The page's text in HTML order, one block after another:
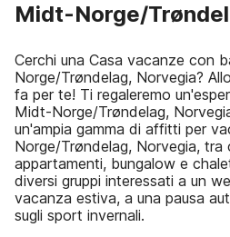
Midt-Norge/
Cerchi una Casa vacanze con
Norge/Trøndelag, Norvegia?
fa per te! Ti regaleremo
Midt-Norge/Trøndelag,
un'ampia gamma di affitti per
Norge/Trøndelag, Norvegia, tra
appartamenti, bungalow e
diversi gruppi interessati a un
vacanza estiva, a una pausa
sugli sport invernali.